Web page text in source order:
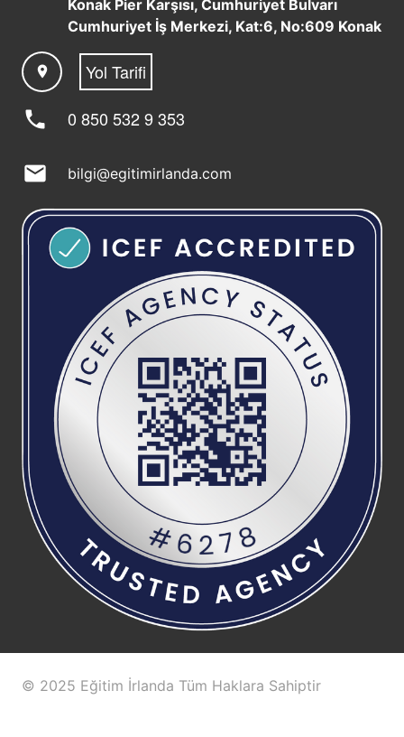
Konak Pier Karşısı, Cumhuriyet Bulvarı
Cumhuriyet İş Merkezi, Kat:6, No:609 Konak
location_on Yol Tarifi
phone 0 850 532 9 353
mail bilgi@egitimirlanda.com
© 2025 Eğitim İrlanda Tüm Haklara Sahiptir